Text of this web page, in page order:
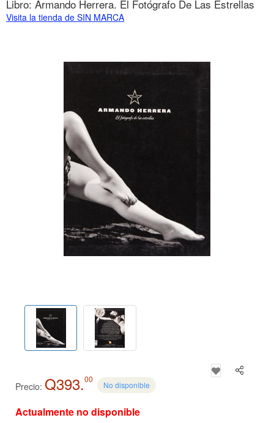
Libro: Armando Herrera. El Fotógrafo De Las Estrellas
Visita la tienda de SIN MARCA
Precio: Q393.00
No disponible
Actualmente no disponible